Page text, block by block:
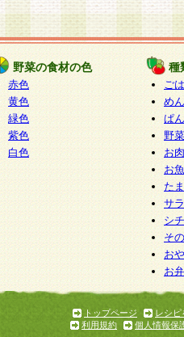
野菜の食材の色
赤色
黄色
緑色
紫色
白色
種
ご
めん
ぱん
野
お
お
た
サ
シ
そ
お
お
トップページ
レシピ
利用規約
個人情報保